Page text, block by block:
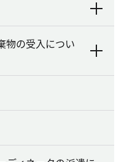
物の受入につい